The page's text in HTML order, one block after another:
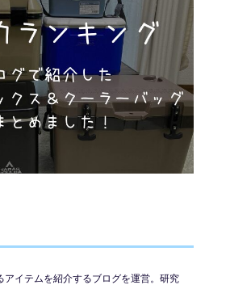
アイテムを紹介するブログを運営。研究